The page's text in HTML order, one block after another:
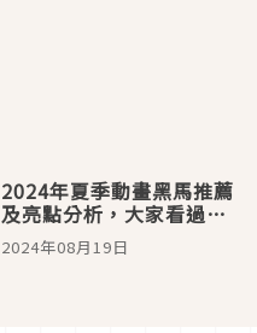
2024年夏季動畫黑馬推薦
及亮點分析，大家看過哪
些了呢？
2024年08月19日